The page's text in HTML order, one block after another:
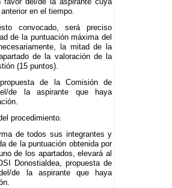
en el tiempo.
convocado, será preciso
de la puntuación máxima del
la mitad de la
de la valoración de la
(15 puntos).
de la Comisión de
de la aspirante que haya
procedimiento.
de todos sus integrantes y
de la puntuación obtenida por
de los apartados, elevará al
Donostialdea, propuesta de
de la aspirante que haya